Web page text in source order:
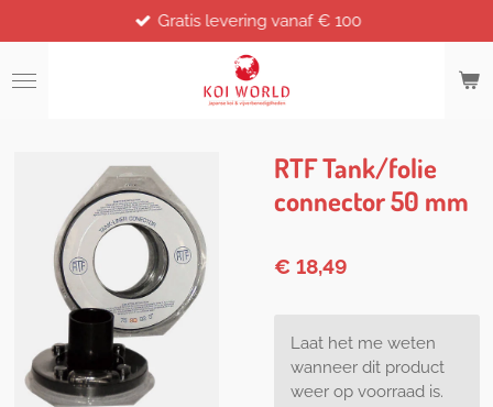
direct
naar
de
Gratis levering vanaf € 100
RTF Tank/folie
connector 50 mm
€ 18,49
Laat het me weten
wanneer dit product
weer op voorraad is.